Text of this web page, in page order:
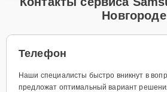
Новгороде
Телефон
Наши специалисты быстро вникнут в
предложат оптимальный вариант